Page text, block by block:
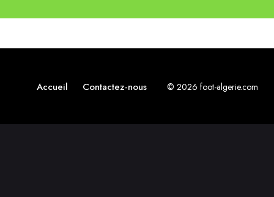
Accueil Contactez-nous © 2026 foot-algerie.com